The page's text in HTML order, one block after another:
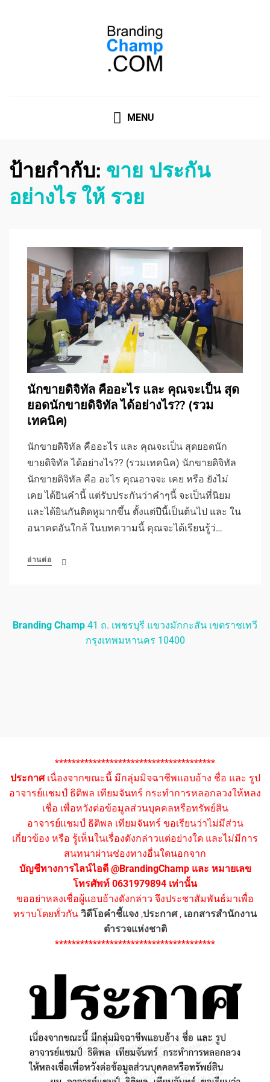
MENU
ป้ายกำกับ: ขาย ประกัน
อย่างไร ให้ รวย
นักขายดิจิทัล คืออะไร และ คุณจะเป็น สุด
ยอดนักขายดิจิทัล ได้อย่างไร?? (รวม
เทคนิค)
นักขายดิจิทัล คืออะไร และ คุณจะเป็น สุดยอดนัก
ขายดิจิทัล ได้อย่างไร?? (รวมเทคนิค) นักขายดิจิทัล
นักขายดิจิทัล คือ อะไร คุณอาจจะ เคย หรือ ยังไม่
เคย ได้ยินคำนี้ แต่รับประกันว่าคำๆนี้ จะเป็นที่นิยม
และได้ยินกันติดหูมากขึ้น ตั้งแต่ปีนี้เป็นต้นไป และ ใน
อนาคตอันใกล้ ในบทความนี้ คุณจะได้เรียนรู้ว่…
อ่านต่อ
Branding Champ 41 ถ. เพชรบุรี แขวงมักกะสัน เขตราชเทวี
กรุงเทพมหานคร 10400
**************************************
ประกาศเนื่องจากขณะนี้ มีกลุ่มมิจฉาชีพแอบอ้าง ชื่อ และ รูป
อาจารย์แชมป์ ธิติพล เทียมจันทร์ กระทำการหลอกลวงให้หลง
เชื่อ เพื่อหวังต่อข้อมูลส่วนบุคคลหรือทรัพย์สิน
อาจารย์แชมป์ ธิติพล เทียมจันทร์ ขอเรียนว่าไม่มีส่วน
เกี่ยวข้อง หรือ รู้เห็นในเรื่องดังกล่าวแต่อย่างใด และไม่มีการ
สนทนาผ่านช่องทางอื่นใดนอกจาก
บัญชีทางการไลน์ไอดี @BrandingChamp และ หมายเลข
โทรศัพท์ 0631979894 เท่านั้น
ขออย่าหลงเชื่อผู้แอบอ้างดังกล่าว จึงประชาสัมพันธ์มาเพื่อ
ทราบโดยทั่วกัน วิดีโอคำชี้แจง ,ประกาศ, เอกสารสำนักงาน
ตำรวจแห่งชาติ
**************************************